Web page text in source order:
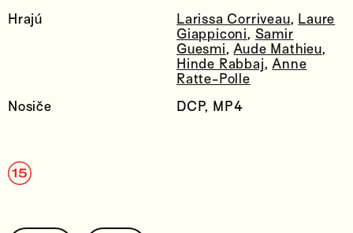
Hrajú
Larissa Corriveau, Laure
Giappiconi, Samir
Guesmi,Aude Mathieu,
Hinde Rabbaj,Anne
Ratte-Polle
Nosiče
DCP, MP4